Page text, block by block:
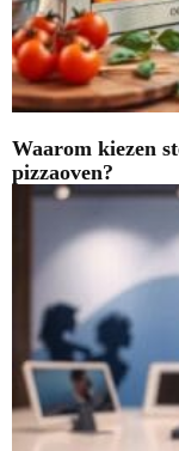
Waarom kiezen
pizzaoven?